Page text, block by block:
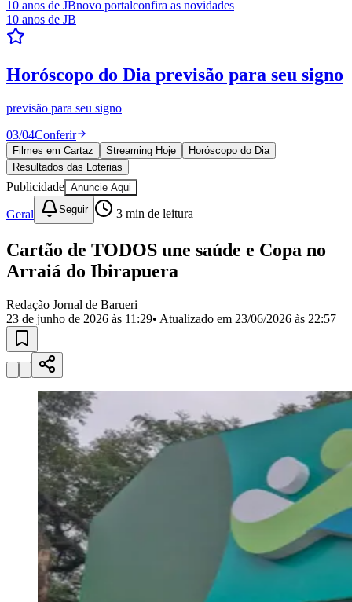
Cinema & Shows
JogosNovo
Para Sua Empresa
Anuncie no Portal
Cadastrar Empresa
Divulgar Vagas
Publicidade Legal
Política
Eleições
Esportes
Saúde
Segurança
Cultura
Meio Ambiente
Obras
Educação
Selecione sua regiãoPara notícias da sua região
AldeiaAldeia da Serra
Belval
RegiãoCotia Cruz Preta
MilitarItapeviJandira Jardim Audir Jardim Belval
Jardim
CalifórniaJardim dos AltosJardim dos CamargosJardim
EsperançaJardim GrazielaJardim Iracema Jardim Itaquiti
Jardim LíbanoJardim Maria Cristina Jardim Maria Helena
MutingaJardim ParaísoJardim Paulista Jardim Reginalice
Jardim São
Jardim São PedroJardim São Silvestre Jardim SilveiraJardim
Jardim TupanciMutinga Osasco
Parque dos
Camargos Parque Imperial Parque Viana
Pirapora
do Bom JesusRecanto Phrynéa
ParnaíbaSilveiraTamboré Vila Barros Vila Boa VistaVila
do CondeVila Engenho Novo
Vila Nossa Sra. da
EscadaVila Porto
Para Sua Empresa
10 anos de JBnovo portalconfira as novidades
10 anos de JB
Horóscopo do Dia previsão para seu signo
previsão para seu signo
03/04Conferir
Filmes em Cartaz Streaming Hoje
Horóscopo do Dia
Resultados das Loterias
Publicidade Anuncie Aqui
Geral Seguir 3 min de leitura
Cartão de TODOS une saúde e Copa no
Arraiá do Ibirapuera
Redação Jornal de Barueri
23 de junho de 2026 às 11:29• Atualizado em 23/06/2026 às 22:57